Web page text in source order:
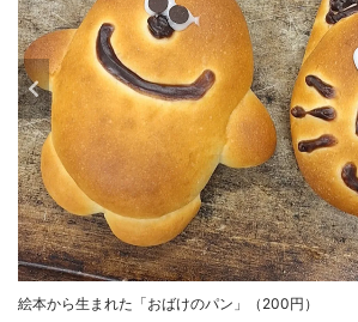
絵本から生まれた「おばけのパン」（200円）